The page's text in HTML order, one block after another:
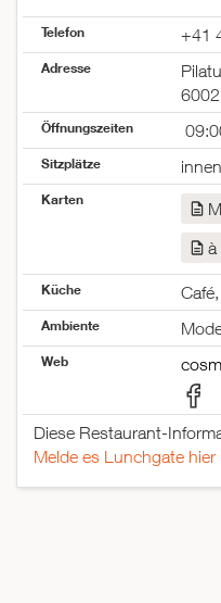
Telefon +41
Adresse
Öffnungszeiten
Montag
Mittwoch
Samstag
Sonntag
Sitzplätze
Karten
à
Küche
Ambiente
Web
Diese Restaurant-
Melde es Lunchgate hier